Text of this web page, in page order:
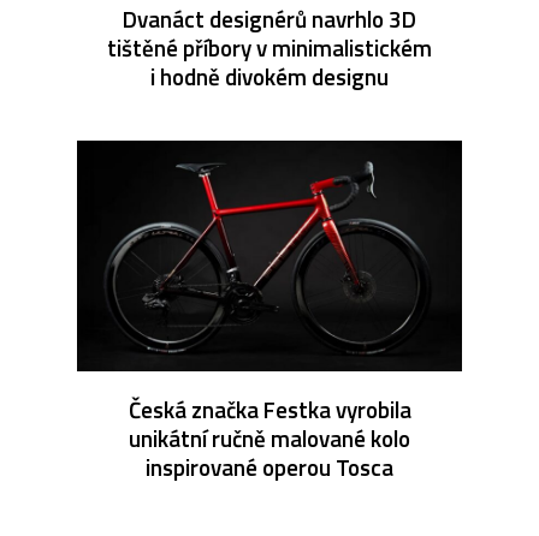
Dvanáct designérů navrhlo 3D
tištěné příbory v minimalistickém
i hodně divokém designu
Česká značka Festka vyrobila
unikátní ručně malované kolo
inspirované operou Tosca